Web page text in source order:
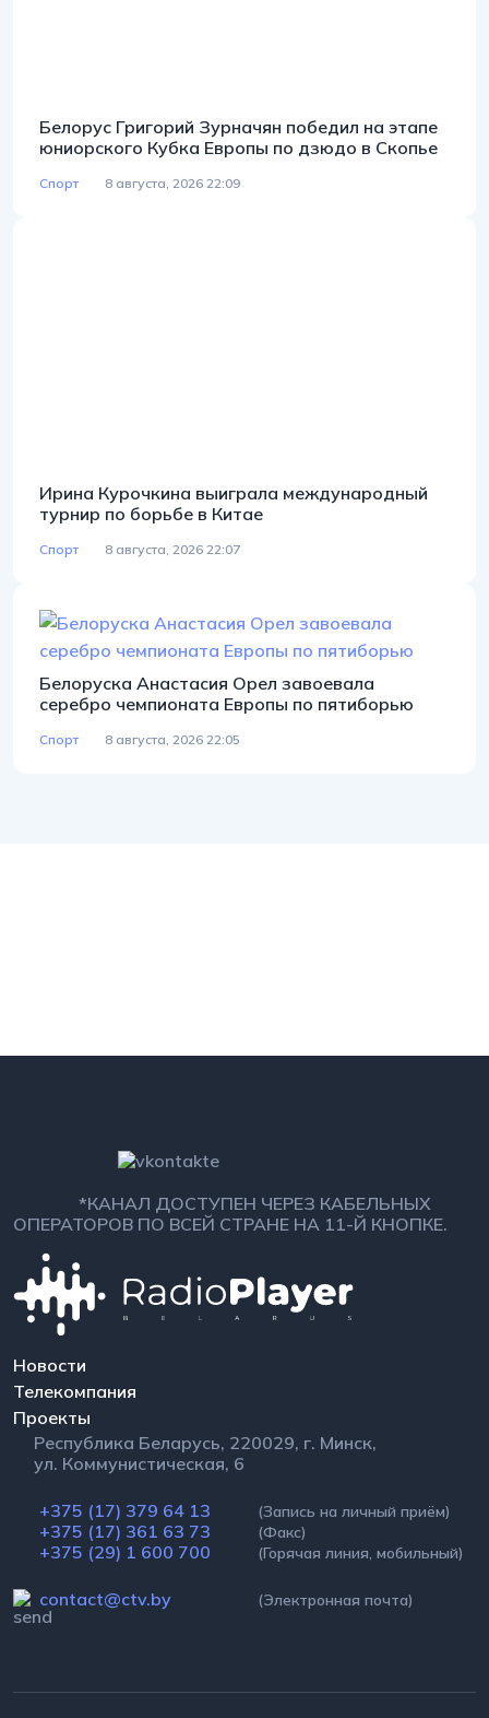
Белорус Григорий Зурначян победил на этапе
юниорского Кубка Европы по дзюдо в Скопье
Спорт 8 августа, 2026 22:09
Ирина Курочкина выиграла международный
турнир по борьбе в Китае
Спорт 8 августа, 2026 22:07
Белоруска Анастасия Орел завоевала
серебро чемпионата Европы по пятиборью
Спорт 8 августа, 2026 22:05
*КАНАЛ ДОСТУПЕН ЧЕРЕЗ КАБЕЛЬНЫХ
ОПЕРАТОРОВ ПО ВСЕЙ СТРАНЕ НА 11-Й КНОПКЕ.
Новости
Телекомпания
Проекты
Республика Беларусь, 220029, г. Минск,
ул. Коммунистическая, 6
+375 (17) 379 64 13 (Запись на личный приём)
+375 (17) 361 63 73 (Факс)
+375 (29) 1 600 700 (Горячая линия, мобильный)
contact@ctv.by (Электронная почта)